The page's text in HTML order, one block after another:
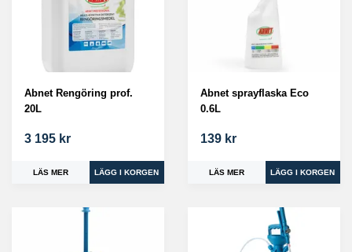
Abnet Rengöring prof.
20L
3 195 kr
LÄS MER
Abnet sprayflaska Eco
0.6L
139 kr
LÄS MER